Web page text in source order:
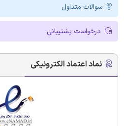
سوالات متداول
درخواست پشتیبانی
نماد اعتماد الکترونیکی